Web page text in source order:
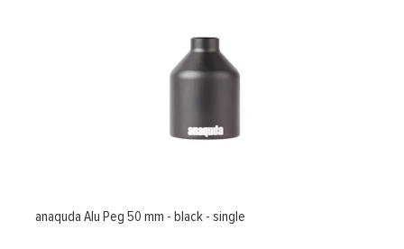
anaquda Alu Peg 50 mm - black - single